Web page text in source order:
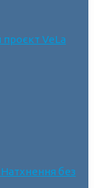
проєкт VeLa
без